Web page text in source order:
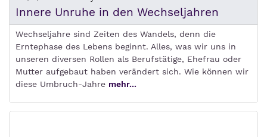
Innere Unruhe in den Wechseljahren
Wechseljahre sind Zeiten des Wandels, denn die
Erntephase des Lebens beginnt. Alles, was wir uns in
unseren diversen Rollen als Berufstätige, Ehefrau oder
Mutter aufgebaut haben verändert sich. Wie können wir
diese Umbruch-Jahre mehr...